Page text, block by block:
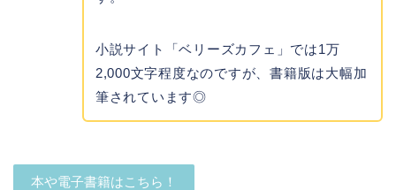
小説サイト「ベリーズカフェ」では1万
2,000文字程度なのですが、書籍版は大幅加
筆されています◎
本や電子書籍はこちら！